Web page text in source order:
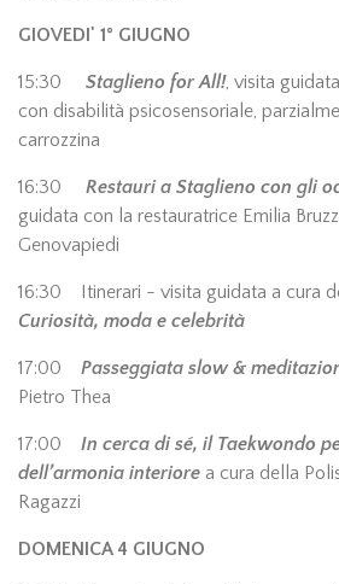
GIOVEDI' 1° GIUGNO
15:30 Staglieno for All!, visita
con disabilità psicosensoriale,
carrozzina
16:30 Restauri a Staglieno con gli
guidata con la restauratrice Emilia
Genovapiedi
16:30 Itinerari - visita guidata a cura
Curiosità, moda e celebrità
17:00 Passeggiata slow &
Pietro Thea
17:00 In cerca di sé, il Taekwondo
dell’armonia interiore a cura della
Ragazzi
DOMENICA 4 GIUGNO